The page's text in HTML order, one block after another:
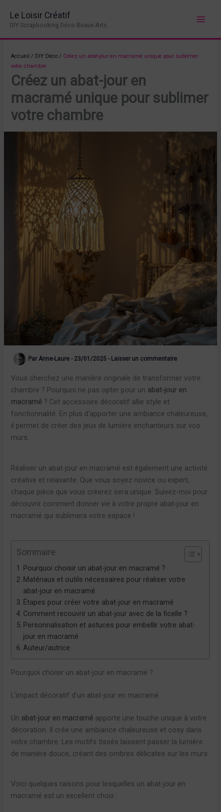
contenu
Le Loisir Créatif
DIY Scrapbooking Déco Beaux-Arts...
Accueil / DIY Déco / Créez un abat-jour en macramé unique pour sublimer
votre chambre
Créez un abat-jour en
macramé unique pour sublimer
votre chambre
Par Anne-Laure- 23/01/2025- Laisser un commentaire
Vous cherchez une manière originale de transformer votre
chambre ? Pourquoi ne pas opter pour un abat-jour en
macramé ? Cet accessoire décoratif allie style et
fonctionnalité. En plus d’apporter une ambiance chaleureuse,
il permet de créer des jeux de lumière enchanteurs sur vos
murs.
Réaliser un abat-jour en macramé est également une activité
créative et relaxante. Que vous soyez novice ou expert,
chaque pièce que vous créerez sera unique. Suivez-moi pour
découvrir comment donner vie à votre propre abat-jour en
macramé qui sublimera votre espace !
Sommaire
Pourquoi choisir un abat-jour en macramé ?
Matériaux et outils nécessaires pour réaliser votre
abat-jour en macramé
Étapes pour créer votre abat-jour en macramé
Comment recouvrir un abat-jour avec de la ficelle ?
Personnalisation et astuces pour embellir votre abat-
jour en macramé
Auteur/autrice
Pourquoi choisir un abat-jour en macramé ?
L’impact décoratif d’un abat-jour en macramé
Un abat-jour en macramé apporte une touche unique à votre
décoration. Il crée une ambiance chaleureuse et cosy dans
votre chambre. Les motifs tissés laissent passer la lumière
de manière douce, créant des ombres délicates sur les murs.
Voici quelques raisons pour lesquelles un abat-jour en
macramé est un excellent choix :